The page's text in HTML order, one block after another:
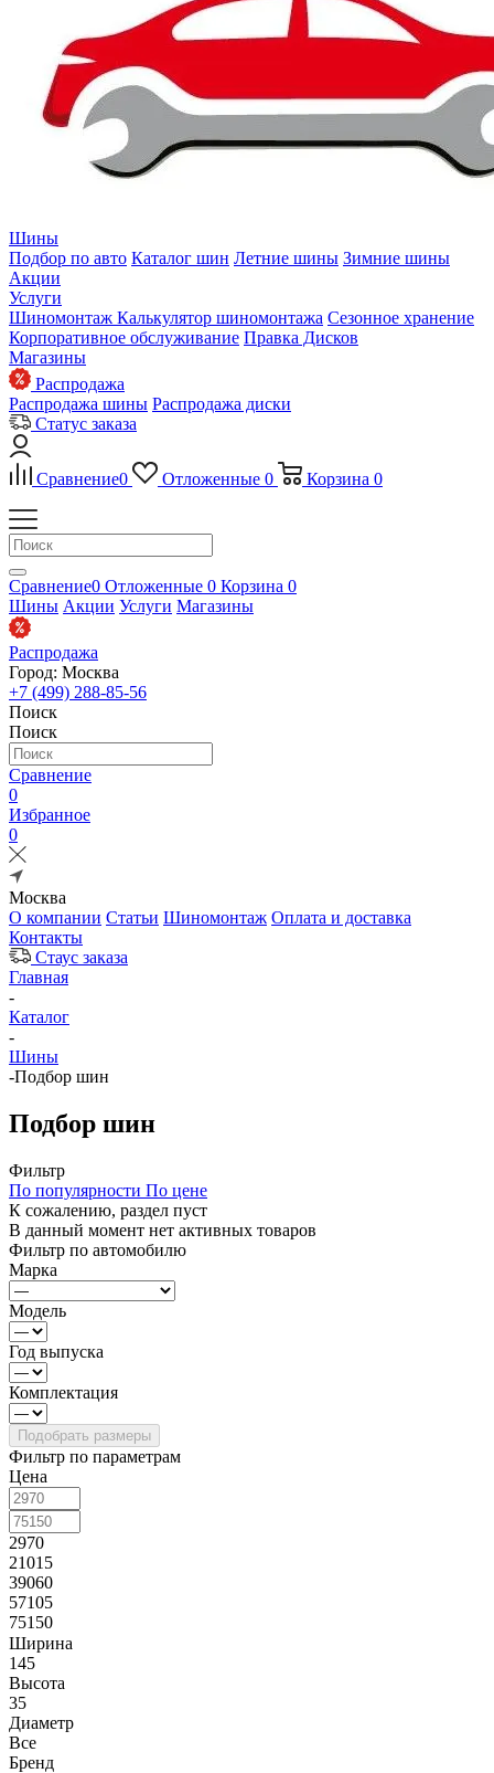
Шины
Подбор по авто Каталог шин Летние шины Зимние шины
Акции
Услуги
Шиномонтаж Калькулятор шиномонтажа Сезонное хранение
Корпоративное обслуживание Правка Дисков
Магазины
Распродажа
Распродажа шины Распродажа диски
Статус заказа
Сравнение0 Отложенные 0 Корзина 0
Сравнение0 Отложенные 0 Корзина 0
Шины Акции Услуги Магазины
Распродажа
Город: Москва
+7 (499) 288-85-56
Поиск
Поиск
Сравнение
0
Избранное
0
Москва
О компании Статьи Шиномонтаж Оплата и доставка
Контакты
Стаус заказа
Главная
-
Каталог
-
Шины
-Подбор шин
Подбор шин
Фильтр
По популярности По цене
К сожалению, раздел пуст
В данный момент нет активных товаров
Фильтр по автомобилю
Марка
Модель
Год выпуска
Комплектация
Фильтр по параметрам
Цена
2970
21015
39060
57105
75150
Ширина
145
Высота
35
Диаметр
Все
Бренд